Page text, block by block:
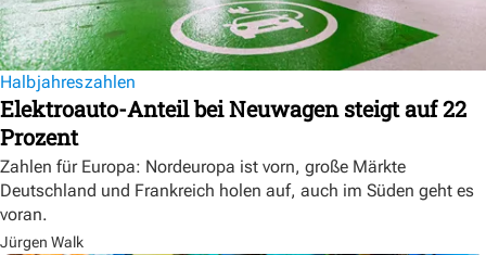
Halbjahreszahlen
Elektroauto-Anteil bei Neuwagen steigt auf 22
Prozent
Zahlen für Europa: Nordeuropa ist vorn, große Märkte
Deutschland und Frankreich holen auf, auch im Süden geht es
voran.
Jürgen Walk